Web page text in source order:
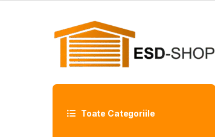
Toate Categoriile